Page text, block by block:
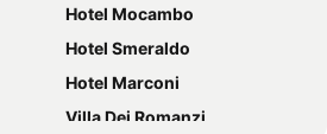
Hotel Mocambo
Hotel Smeraldo
Hotel Marconi
Villa Dei Romanzi